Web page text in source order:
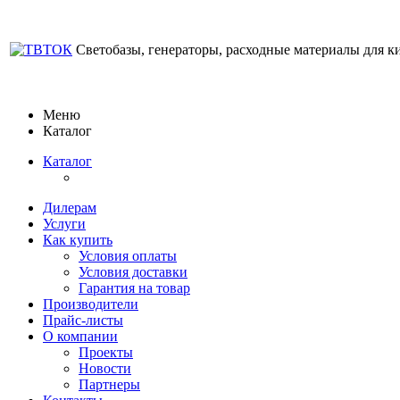
Светобазы, генераторы, расходные материалы для
Меню
Каталог
Каталог
Дилерам
Услуги
Как купить
Условия оплаты
Условия доставки
Гарантия на товар
Производители
Прайс-листы
О компании
Проекты
Новости
Партнеры